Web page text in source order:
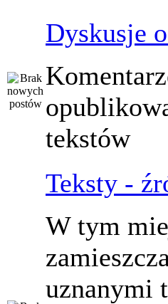
Dyskusje
tekstów
Teksty -
W tym
uznanymi